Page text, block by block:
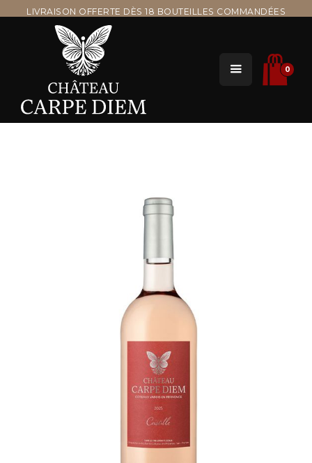
LIVRAISON OFFERTE DÈS 18 BOUTEILLES COMMANDÉES
0